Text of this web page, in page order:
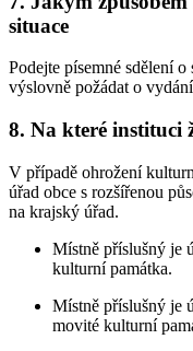
situace
Podejte písemné sdělení
výslovně požádat o
8. Na které instituci
V případě ohrožení
úřad obce s rozšířenou
na krajský úřad.
Místně příslušný je
kulturní památka.
Místně příslušný je
movité kulturní